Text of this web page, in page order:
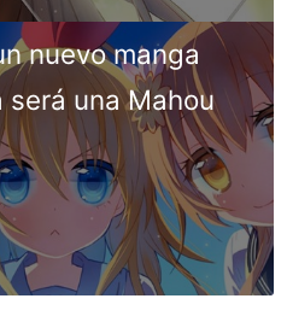
nuevo manga
una Mahou